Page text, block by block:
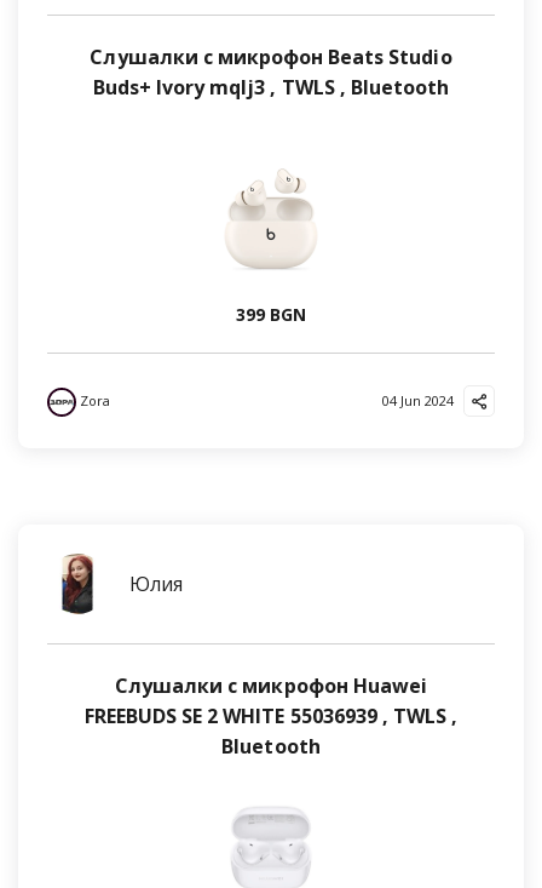
Слушалки с микрофон Beats Studio
Buds+ Ivory mqlj3 , TWLS , Bluetooth
399 BGN
Zora 04 Jun 2024
Юлия
Слушалки с микрофон Huawei
FREEBUDS SE 2 WHITE 55036939 , TWLS ,
Bluetooth